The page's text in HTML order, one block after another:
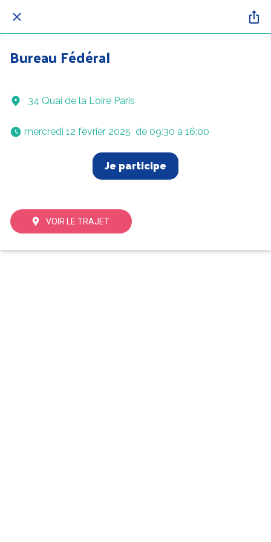
Bureau Fédéral
34 Quai de la Loire Paris
mercredi 12 février 2025  de 09:30 à 16:00
Je participe
VOIR LE TRAJET